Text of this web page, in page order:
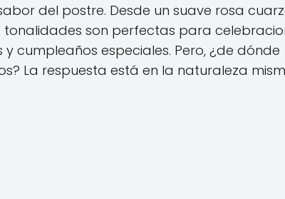
del postre. Desde un suave rosa
tonalidades son perfectas para
cumpleaños especiales. Pero, ¿de dónde
La respuesta está en la naturaleza